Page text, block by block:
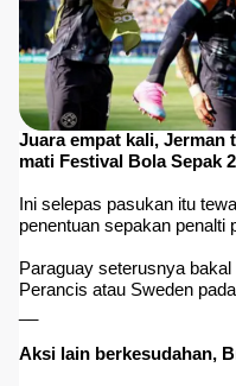
Juara empat kali, Jerman
mati Festival Bola Sepak
Ini selepas pasukan itu
penentuan sepakan penalti
Paraguay seterusnya
Perancis atau Sweden
Aksi lain berkesudahan,